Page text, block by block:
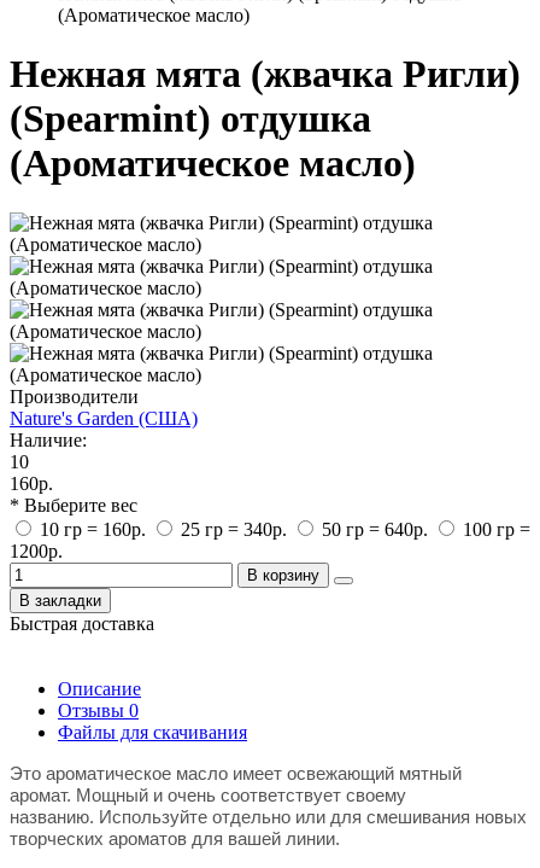
(Ароматическое масло)
Нежная мята (жвачка Ригли)
(Spearmint) отдушка
(Ароматическое масло)
Производители
Nature's Garden (США)
Наличие:
10
160р.
* Выберите вес
10 гр = 160р.
25 гр = 340р. 50 гр = 640р.
100 гр =
1200р.
В корзину
В закладки
Быстрая доставка
Описание
Отзывы 0
Файлы для скачивания
Это ароматическое масло имеет освежающий мятный
аромат. Мощный и очень соответствует своему
названию. Используйте отдельно или для смешивания новых
творческих ароматов для вашей линии.